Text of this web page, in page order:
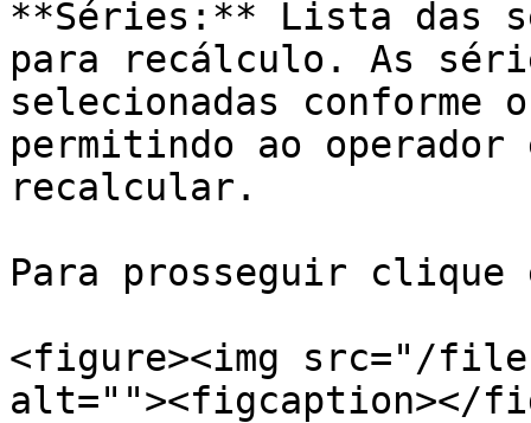
**Séries:** Lista das
para recálculo. As
selecionadas
permitindo ao
recalcular.
Para prosseguir clique
<figure><img src="/files/
alt=""><figcaption></